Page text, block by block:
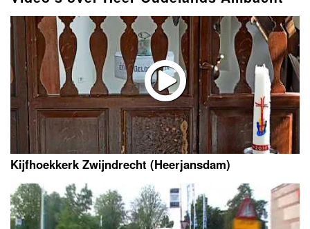
Kijfhoekkerk Zwijndrecht (Heerjansdam)